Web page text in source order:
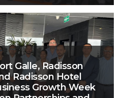
Galle, Radisson
Radisson Hotel
Growth Week